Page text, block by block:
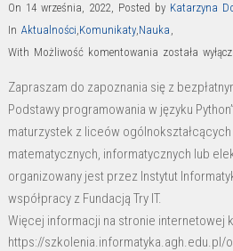
On 14 września, 2022, Posted by Katarzyna
In Aktualności,Komunikaty,Nauka ,
With Możliwość komentowania Bezpłatny
online
„Girls
Go
IT”
została
Zapraszam do zapoznania się z
Podstawy programowania w języku
maturzystek z liceów
matematycznych, informatycznych lub
organizowany jest przez Instytut
współpracy z Fundacją Try IT.
Więcej informacji na stronie internetowej
https://